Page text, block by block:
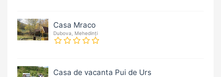
Casa Mraco
Dubova, Mehedinți
Casa de vacanta Pui de Urs